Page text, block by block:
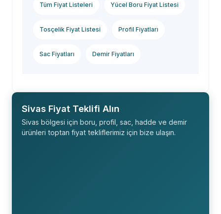
Tüm Fiyat Listeleri Yücel Boru Fiyat Listesi
Tosçelik Fiyat Listesi Profil Fiyatları
Sac Fiyatları Demir Fiyatları
Sivas Fiyat Teklifi Alın
Sivas bölgesi için boru, profil, sac, hadde ve demir
ürünleri toptan fiyat tekliflerimiz için bize ulaşın.